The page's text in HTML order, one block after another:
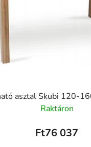
asztal Skubi 120-
Raktáron
Ft76 037